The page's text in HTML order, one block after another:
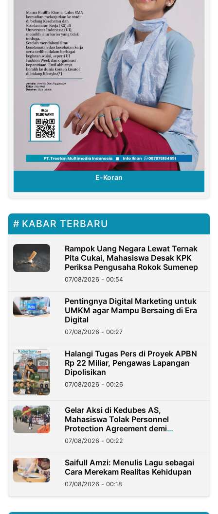
E-Koran
KABAR TERBARU
Rampok Uang Negara Lewat Ternak
Pita Cukai, Mahasiswa Desak KPK
Periksa Pengusaha Rokok Sumenep
07/08/2026 - 00:54
Pentingnya Digital Marketing untuk
UMKM agar Mampu Bersaing di Era
Digital
07/08/2026 - 00:27
Halangi Tugas Pers di Proyek APBN
Rp 22 Miliar, Pengawas Lapangan
Dipolisikan
07/08/2026 - 00:26
Gelar Aksi di Kedubes AS,
Mahasiswa Tolak Personnel
Protection Agreement demi
Kedaulatan Negara
07/08/2026 - 00:22
Saifull Amzi: Menulis Lagu sebagai
Cara Merekam Realitas Kehidupan
07/08/2026 - 00:18